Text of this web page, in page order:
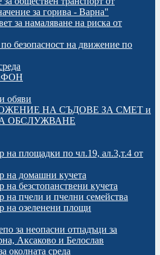
за горива - Варна"
за намаляване на риска от
безопасност на движение по
обяви
НА СЪДОВЕ ЗА СМЕТ и
ОБСЛУЖВАНЕ
на площадки по чл.19, ал.3,т.4 от
на домашни кучета
на безстопанствени кучета
на пчели и пчелни семейства
на озеленени площи
за неопасни отпадъци за
Аксаково и Белослав
околната среда